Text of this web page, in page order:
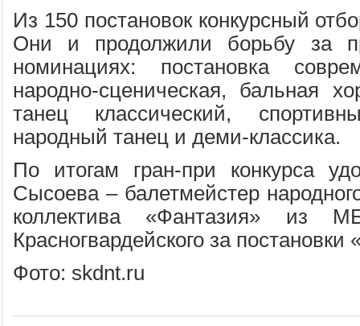
Из 150 постановок конкурсный
Они и продолжили борьбу за
номинациях: постановка
народно-сценическая, бальная
танец классический,
народный танец и деми-классика.
По итогам гран-при конкурса
Сысоева – балетмейстер
коллектива «Фантазия» из
Красногвардейского за
Фото: skdnt.ru